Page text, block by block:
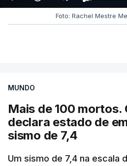
Foto: Rachel Mestre
MUNDO
Mais de 100 mortos.
declara estado de
sismo de 7,4
Um sismo de 7,4 na escala